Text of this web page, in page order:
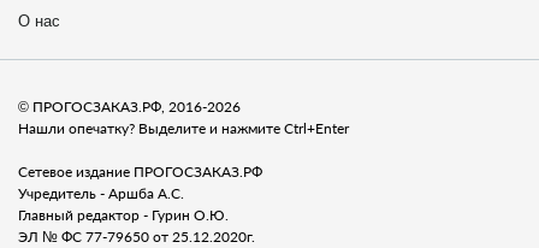
О нас
© ПРОГОСЗАКАЗ.РФ, 2016-2026
Нашли опечатку? Выделите и нажмите Ctrl+Enter
Сетевое издание ПРОГОСЗАКАЗ.РФ
Учредитель - Аршба А.С.
Главный редактор - Гурин О.Ю.
ЭЛ № ФС 77-79650 от 25.12.2020г.